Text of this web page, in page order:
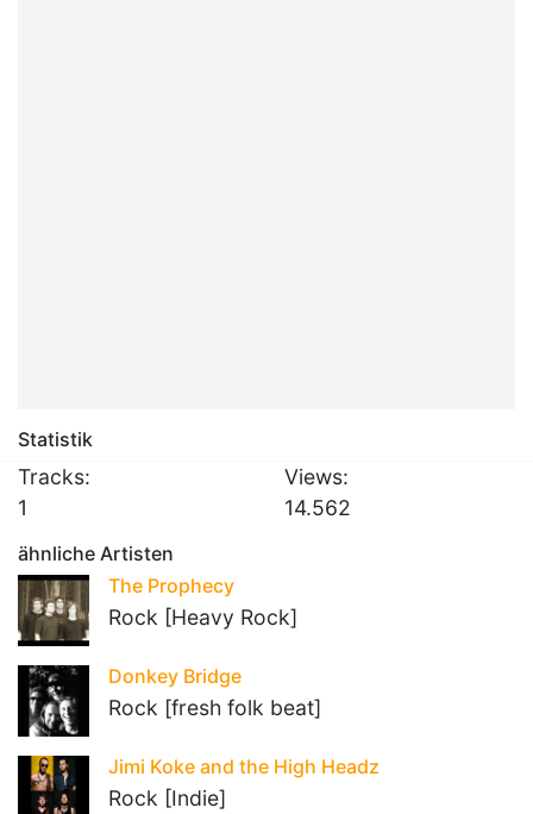
Statistik
Tracks:
1
Views:
14.562
ähnliche Artisten
The Prophecy
Rock [Heavy Rock]
Donkey Bridge
Rock [fresh folk beat]
Jimi Koke and the High Headz
Rock [Indie]